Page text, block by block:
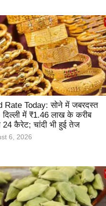
Rate Today: सोने में जबरदस्त
दिल्ली में ₹1.46 लाख के करीब
24 कैरेट; चांदी भी हुई तेज
6, 2026